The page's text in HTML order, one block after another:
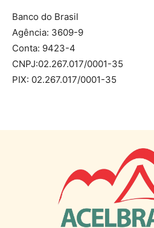
Banco do Brasil
Agência: 3609-9
Conta: 9423-4
CNPJ:02.267.017/0001-35
PIX: 02.267.017/0001-35